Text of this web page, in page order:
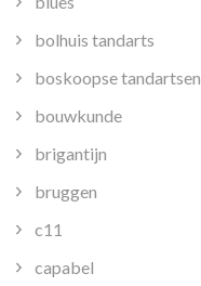
bolhuis tandarts
boskoopse tandartsen
bouwkunde
brigantijn
bruggen
c11
capabel